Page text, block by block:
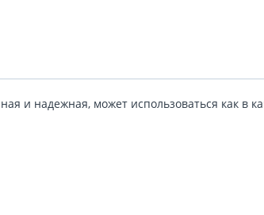
и надежная, может использоваться как в